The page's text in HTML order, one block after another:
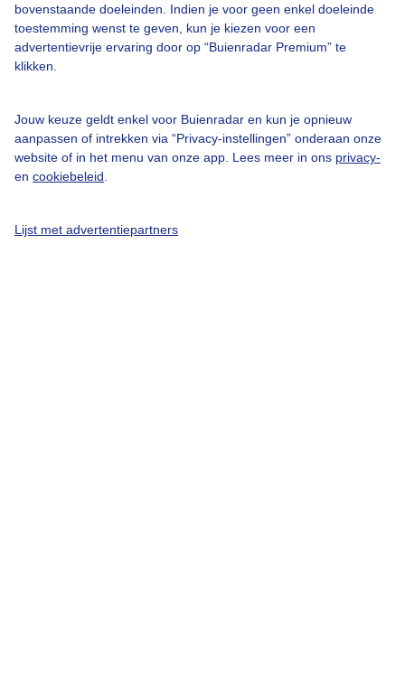
bovenstaande doeleinden. Indien je voor geen enkel doeleinde
toestemming wenst te geven, kun je kiezen voor een
advertentievrije ervaring door op “Buienradar Premium” te
klikken.
Jouw keuze geldt enkel voor Buienradar en kun je opnieuw
aanpassen of intrekken via “Privacy-instellingen” onderaan onze
website of in het menu van onze app. Lees meer in ons privacy-
en cookiebeleid
Lijst met advertentiepartners
Een moment geduld aub...
Over Buienradar
Veelgestelde vragen